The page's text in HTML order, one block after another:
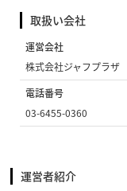
取扱い会社
運営会社
株式会社ジャフプラザ
電話番号
03-6455-0360
運営者紹介